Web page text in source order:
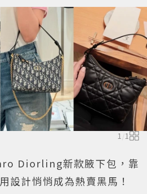
1 /1
Diorling新款腋下包，靠
設計悄悄成為熱賣黑馬！